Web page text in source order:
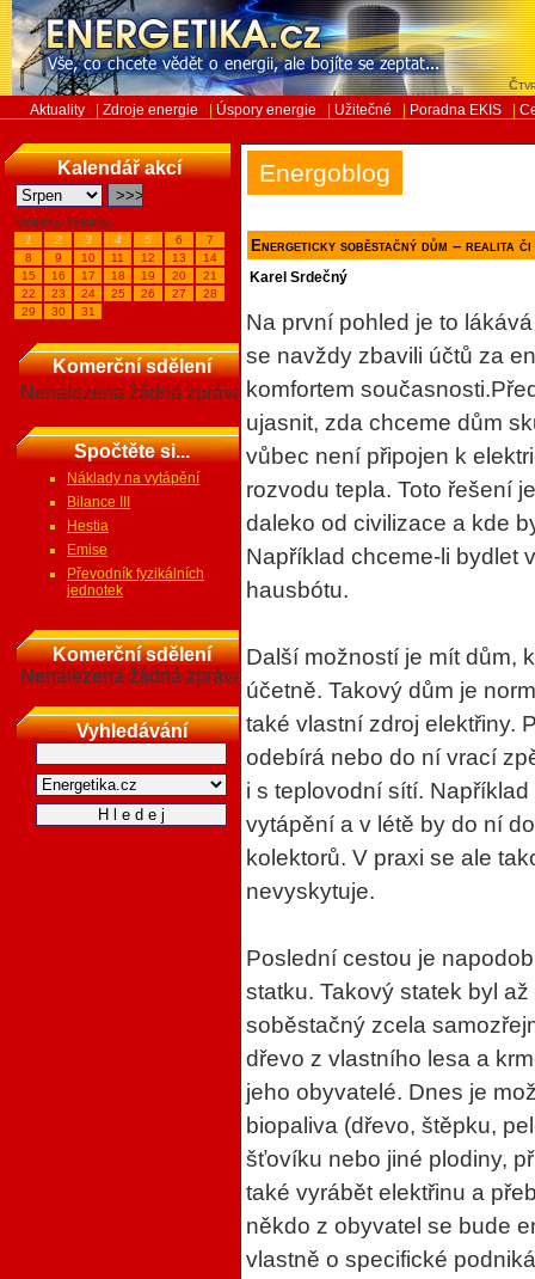
Aktuality Zdroje energie Úspory energie Užitečné Poradna EKIS
Kalendář akcí
Veletrhy, Výstavy...
1
2 3 4 5 6
7
8
9 10 11 12 13
14
15
16 17 18 19 20
21
22
23 24 25 26 27
28
29
30 31
Komerční sdělení
Nenalezena žádná zpráva
Spočtěte si...
Náklady na vytápění
Bilance III
Hestia
Emise
Převodník fyzikálních
jednotek
Komerční sdělení
Nenalezena žádná zpráva
Vyhledávání
Energoblog
Energeticky soběstačný dům – realita
Karel Srdečný
Na první pohled je to
se navždy zbavili účtů za
komfortem
ujasnit, zda chceme dům
vůbec není připojen k
rozvodu tepla. Toto řešení
daleko od civilizace a kde
Například chceme-li bydlet
hausbótu.
Další možností je mít dům,
účetně. Takový dům je
také vlastní zdroj elektřiny.
odebírá nebo do ní vrací
i s teplovodní sítí.
vytápění a v létě by do ní
kolektorů. V praxi se ale
nevyskytuje.
Poslední cestou je
statku. Takový statek byl
soběstačný zcela
dřevo z vlastního lesa a
jeho obyvatelé. Dnes je
biopaliva (dřevo, štěpku,
šťovíku nebo jiné plodiny,
také vyrábět elektřinu a
někdo z obyvatel se bude
vlastně o specifické